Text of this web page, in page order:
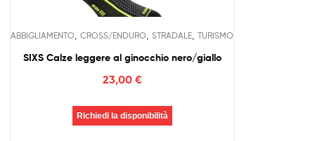
ABBIGLIAMENTO CROSS/ENDURO STRADALE TURISMO
SIXS Calze leggere al ginocchio nero/giallo
23,00 €
Richiedi la disponibilità